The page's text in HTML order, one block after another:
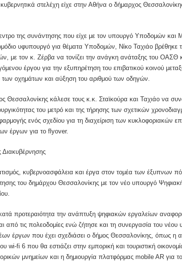
στελέχη είχε στην Αθήνα ο δήμαρχος
της συνάντησης που είχε με τον υπουργό Υποδομών
υφυπουργό για θέματα Υποδομών, Νίκο Ταχιάο βρέθηκε
με τον κ. Ζέρβα να τονίζει την ανάγκη ανάταξης του ΟΑΣΘ
έργου για την εξυπηρέτηση του επιβατικού κοινού
των οχημάτων και αύξηση του αριθμού των οδηγών.
Θεσσαλονίκης κάλεσε τους κ.κ. Σταϊκούρα και Ταχιάο να
του μετρό και της τήρησης των σχετικών
ενός σχεδίου για τη διαχείριση των κυκλοφοριακών
έργων για το flyover.
κυβερνοασφάλεια και έργα στον τομέα των έξυπνων
του δημάρχου Θεσσαλονίκης με τον νέο υπουργό
προτεραιότητα την ανάπτυξη ψηφιακών εργαλείων
από τις πολεοδομίες ενώ ζήτησε και τη συνεργασία του νέου
έργων που έχει σχεδιάσει ο δήμος Θεσσαλονίκης, όπως η
wi-fi 6 που θα εστιάζει στην εμπορική και τουριστική
μνημείων και η δημιουργία πλατφόρμας mobile AR για